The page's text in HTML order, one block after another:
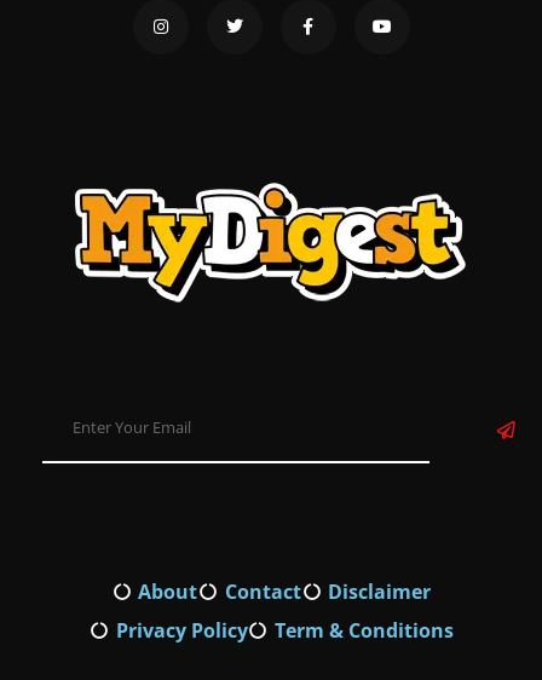
About Contact
Disclaimer
Privacy Policy
Term & Conditions